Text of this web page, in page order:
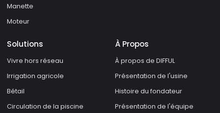
Manette
Moteur
Solutions
Vivre hors réseau
Irrigation agricole
Bétail
Circulation de la piscine
À Propos
À propos de DIFFUL
Présentation de l'usine
Histoire du fondateur
Présentation de l'équipe